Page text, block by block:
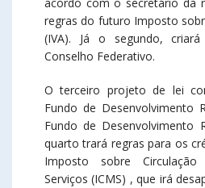
regras do futuro Imposto
(IVA). Já o segundo,
Conselho Federativo.
O terceiro projeto de lei
Fundo de Desenvolvimento
Fundo de Desenvolvimento
quarto trará regras para os
Imposto sobre
Serviços (ICMS) , que irá